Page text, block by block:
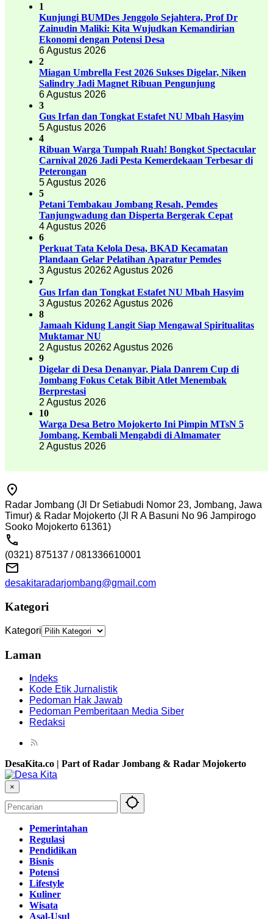
1
Kunjungi BUMDes Jenggolo Sejahtera, Prof Dr
Zainudin Maliki: Kita Wujudkan Kemandirian
Ekonomi dengan Potensi Desa
6 Agustus 2026
2
Miagan Umbrella Fest 2026 Sukses Digelar, Niken
Salindry Jadi Magnet Ribuan Pengunjung
6 Agustus 2026
3
Gus Irfan dan Tongkat Estafet NU Mbah Hasyim
5 Agustus 2026
4
Ribuan Warga Tumpah Ruah! Bongkot Spectacular
Carnival 2026 Jadi Pesta Kemerdekaan Terbesar di
Peterongan
5 Agustus 2026
5
Petani Tembakau Jombang Resah, Pemdes
Tanjungwadung dan Disperta Bergerak Cepat
4 Agustus 2026
6
Perkuat Tata Kelola Desa, BKAD Kecamatan
Plandaan Gelar Pelatihan Aparatur Pemdes
3 Agustus 20262 Agustus 2026
7
Gus Irfan dan Tongkat Estafet NU Mbah Hasyim
3 Agustus 20262 Agustus 2026
8
Jamaah Kidung Langit Siap Mengawal Spiritualitas
Muktamar NU
2 Agustus 20262 Agustus 2026
9
Digelar di Desa Denanyar, Piala Danrem Cup di
Jombang Fokus Cetak Bibit Atlet Menembak
Berprestasi
2 Agustus 2026
10
Warga Desa Betro Mojokerto Ini Pimpin MTsN 5
Jombang, Kembali Mengabdi di Almamater
2 Agustus 2026
Radar Jombang (Jl Dr Setiabudi Nomor 23, Jombang, Jawa
Timur) & Radar Mojokerto (Jl R A Basuni No 96 Jampirogo
Sooko Mojokerto 61361)
(0321) 875137 / 081336610001
desakitaradarjombang@gmail.com
Kategori
Kategori
Laman
Indeks
Kode Etik Jurnalistik
Pedoman Hak Jawab
Pedoman Pemberitaan Media Siber
Redaksi
DesaKita.co | Part of Radar Jombang & Radar Mojokerto
×
Pemerintahan
Regulasi
Pendidikan
Bisnis
Potensi
Lifestyle
Kuliner
Wisata
Asal-Usul